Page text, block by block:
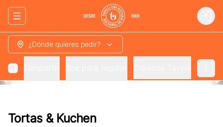
Abrir menu de navegación Login
¿Dónde quieres pedir?
Compartir
Tortas & Kuchen